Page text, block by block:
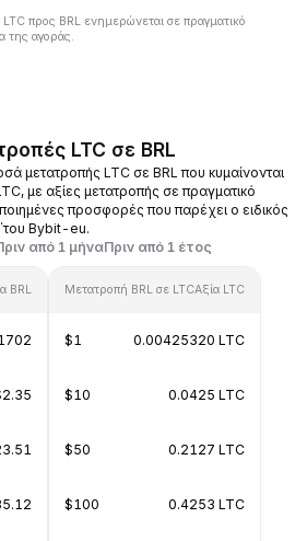
LTC προς BRL ενημερώνεται σε πραγματικό
της αγοράς.
LTC σε BRL
μετατροπής LTC σε BRL που κυμαίνονται
με αξίες μετατροπής σε πραγματικό
προσφορές που παρέχει ο ειδικός
Bybit-eu.
από 1 μήναΠριν από 1 έτος
BRL Μετατροπή BRL σε LTCΑξία LTC
$1 0.00425320 LTC
$10 0.0425 LTC
$50 0.2127 LTC
$100 0.4253 LTC